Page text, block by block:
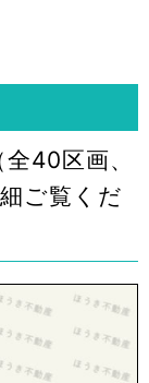
40区画、
ご覧くだ